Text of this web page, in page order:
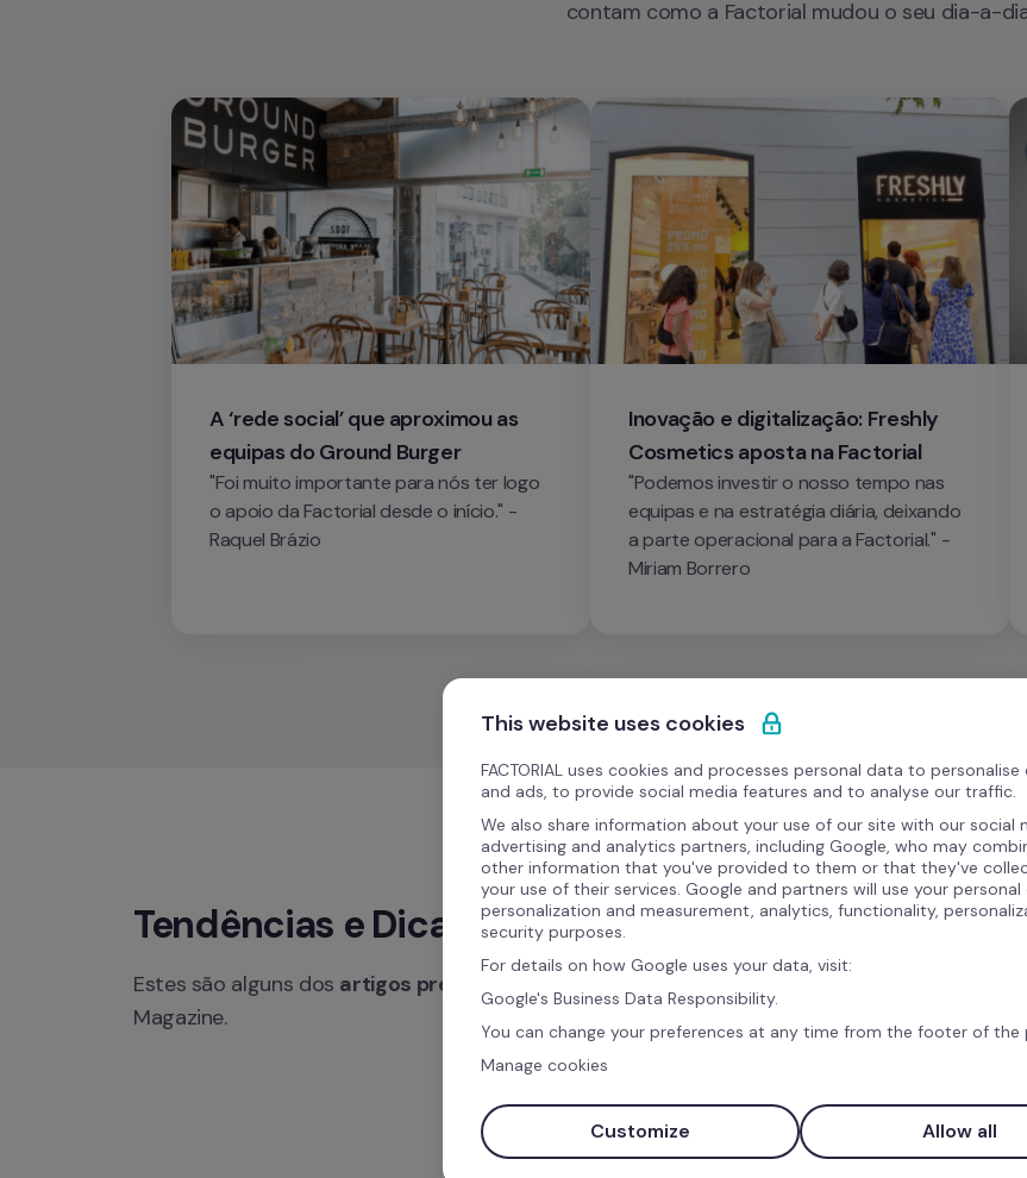
contam como a Factorial mudou o seu dia-a-
A ‘rede social’ que aproximou as
equipas do Ground Burger
"Foi muito importante para nós ter logo
o apoio da Factorial desde o início." -
Raquel Brázio
Inovação e digitalização: Freshly
Cosmetics aposta na Factorial
"Podemos investir o nosso tempo nas
equipas e na estratégia diária, deixando
a parte operacional para a Factorial." -
Miriam Borrero
Tendências e Dicas
Estes são alguns dos artigos presentes da 1ª edição
da Factorial
Magazine.
Para
Os
This website uses cookies
FACTORIAL uses cookies and processes personal data to
and ads, to provide social media features and to analyse our traffic.
We also share information about your use of our site with our social
advertising and analytics partners, including Google, who may
other information that you've provided to them or that they've
your use of their services. Google and partners will use your
personalization and measurement, analytics, functionality,
security purposes.
For details on how Google uses your data, visit:
Google's Business Data Responsibility.
You can change your preferences at any time from the footer of the
Manage cookies
Customize Allow all